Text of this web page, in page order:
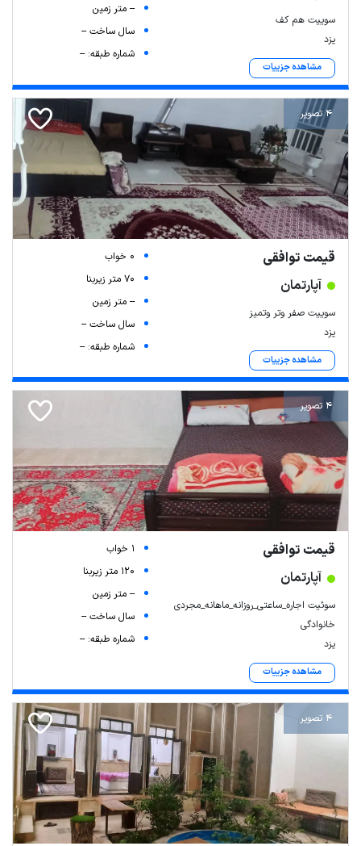
سوییت هم کف
یزد
مشاهده جزییات
-- متر زمین
سال ساخت --
شماره طبقه: --
4 تصویر
قیمت توافقی
آپارتمان
سوییت صفر وتر وتمیز
یزد
مشاهده جزییات
0 خواب
70 متر زیربنا
-- متر زمین
سال ساخت --
شماره طبقه: --
4 تصویر
قیمت توافقی
آپارتمان
سوئیت اجاره_ساعتی_روزانه_ماهانه_مجردی
خانوادگی
یزد
مشاهده جزییات
1 خواب
120 متر زیربنا
-- متر زمین
سال ساخت --
شماره طبقه: --
4 تصویر